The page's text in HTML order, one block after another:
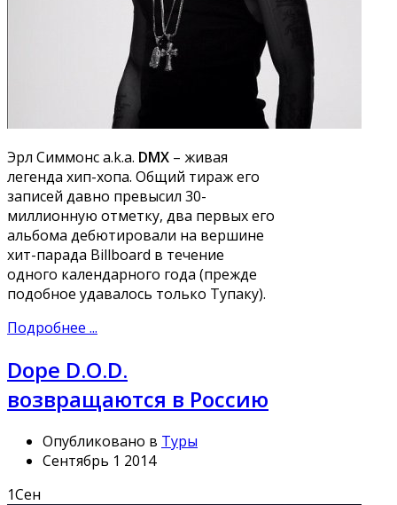
Эрл Симмонс a.k.a. DMX – живая
легенда хип-хопа. Общий тираж его
записей давно превысил 30-
миллионную отметку, два первых его
альбома дебютировали на вершине
хит-парада Billboard в течение
одного календарного года (прежде
подобное удавалось только Тупаку).
Подробнее ...
Dope D.O.D.
возвращаются в Россию
Опубликовано в Туры
Сентябрь 1 2014
1Сен